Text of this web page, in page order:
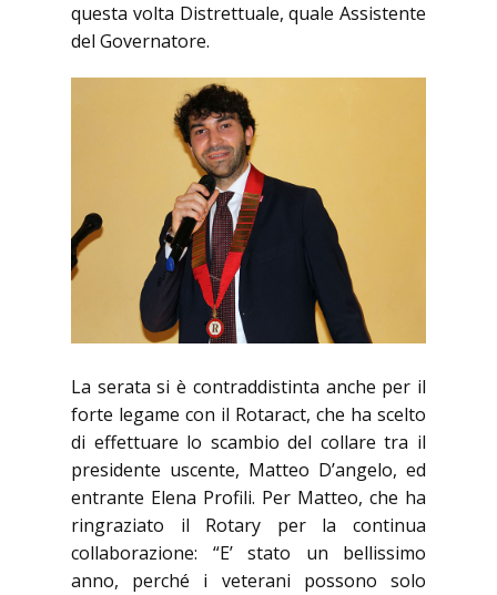
questa volta Distrettuale, quale Assistente
del Governatore.
La serata si è contraddistinta anche per il
forte legame con il Rotaract, che ha scelto
di effettuare lo scambio del collare tra il
presidente uscente, Matteo D’angelo, ed
entrante Elena Profili. Per Matteo, che ha
ringraziato il Rotary per la continua
collaborazione: “E’ stato un bellissimo
anno, perché i veterani possono solo